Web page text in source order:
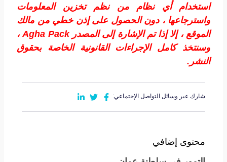
استخدام أي نظام من نظم تخزين المعلومات
واسترجاعها ، دون الحصول على إذن خطي من مالك
الموقع ، إلا إذا تم الإشارة إلى المصدرAgha Pack،
وسنتخذ كامل الإجراءات القانونية الخاصة بحقوق
النشر.
شارك عبر وسائل التواصل الإجتماعي:
محتوى إضافي